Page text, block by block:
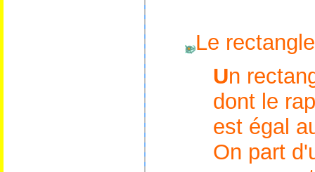
Le
Un
dont le
est égal
On part